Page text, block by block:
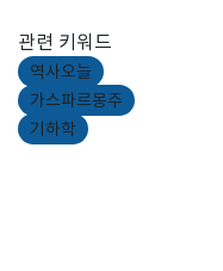
관련 키워드
역사오늘
가스파르몽주
기하학